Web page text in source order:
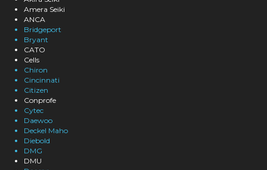
Amera Seiki
ANCA
Bridgeport
Bryant
CATO
Cells
Chiron
Cincinnati
Citizen
Conprofe
Cytec
Daewoo
Deckel Maho
Diebold
DMG
DMU